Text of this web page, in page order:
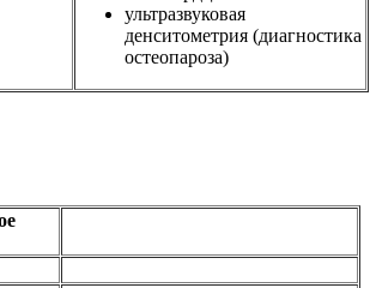
ультразвуковая
денситометрия (диагностика
остеопароза)